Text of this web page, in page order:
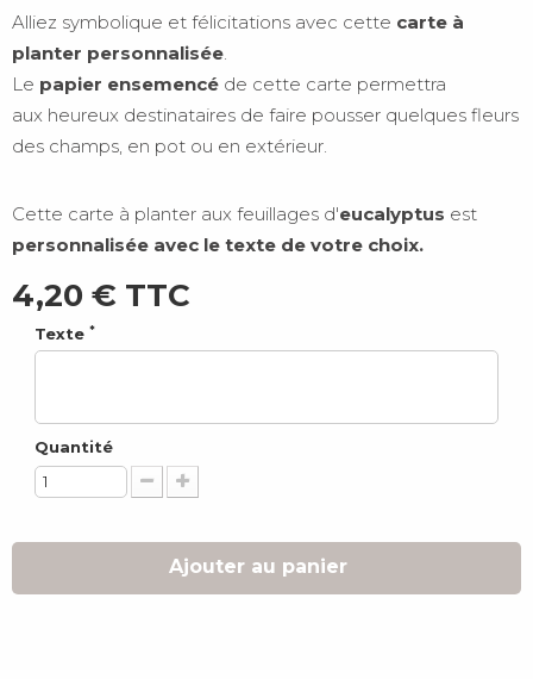
Alliez symbolique et félicitations avec cette carte à
planter personnalisée
Le papier ensemencé de cette carte permettra
aux heureux destinataires de faire pousser quelques fleurs
des champs, en pot ou en extérieur.
Cette carte à planter aux feuillages d'eucalyptus est
personnalisée avec le texte de votre choix.
4,20 € TTC
Texte *
Quantité
Ajouter au panier